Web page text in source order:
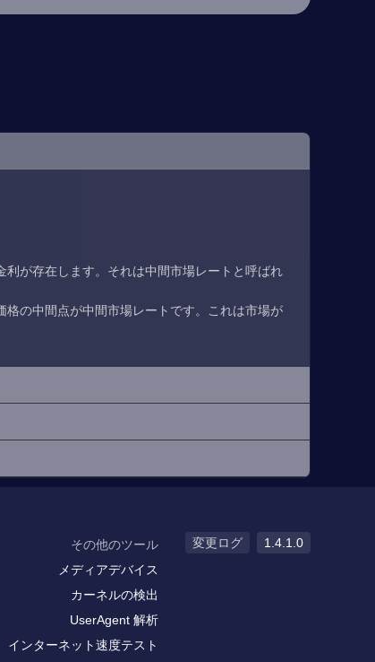
が存在します。それは中間市場レートと呼ばれ
の中間点が中間市場レートです。これは市場が
その他のツール
メディアデバイス
カーネルの検出
UserAgent 解析
インターネット速度テスト
変更ログ 1.4.1.0